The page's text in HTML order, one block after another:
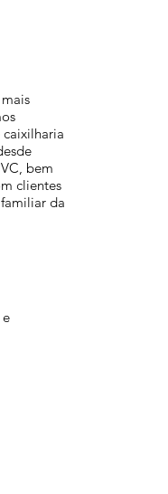
bem
clientes
da